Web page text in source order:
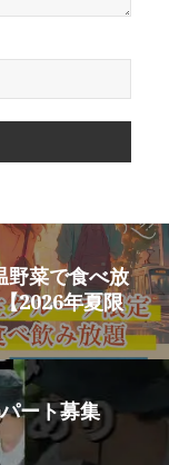
野菜で食べ放
2026年夏限
ート募集